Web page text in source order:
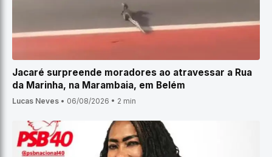
Jacaré surpreende moradores ao atravessar a Rua
da Marinha, na Marambaia, em Belém
Lucas Neves • 06/08/2026 • 2 min